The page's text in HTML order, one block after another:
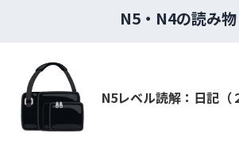
N5・N4の読み物
N5レベル読解：日記（